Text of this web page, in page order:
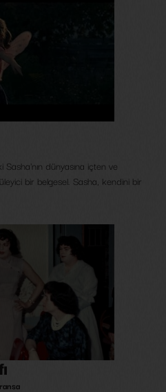
dünyasına içten ve
bir belgesel. Sasha, kendini bir